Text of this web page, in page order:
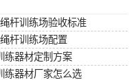
杆训练场验收标准
杆训练场配置
练器材定制方案
练器材厂家怎么选